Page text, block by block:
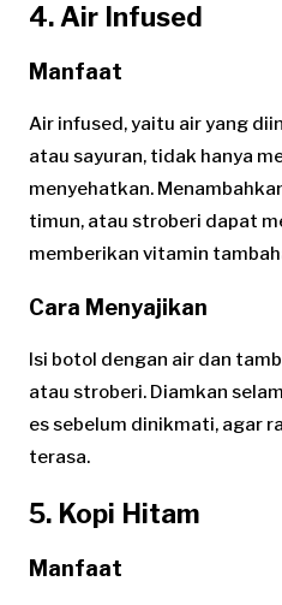
4. Air Infused
Manfaat
Air infused, yaitu air yang
atau sayuran, tidak hanya
menyehatkan.
timun, atau stroberi dapat
memberikan vitamin
Cara Menyajikan
Isi botol dengan air dan
atau stroberi. Diamkan
es sebelum dinikmati, agar
terasa.
5. Kopi Hitam
Manfaat